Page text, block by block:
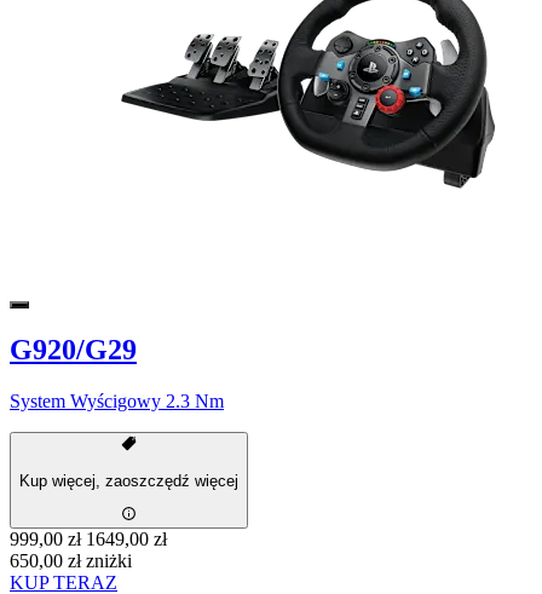
G920/G29
System Wyścigowy 2.3 Nm
Kup więcej, zaoszczędź więcej
999,00 zł 1649,00 zł
650,00 zł zniżki
KUP TERAZ